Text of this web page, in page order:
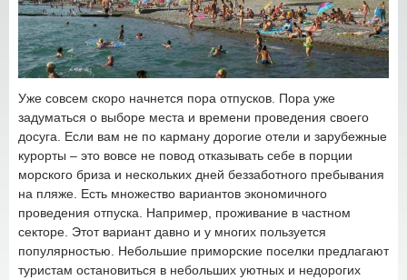
Уже совсем скоро начнется пора отпусков. Пора уже
задуматься о выборе места и времени проведения своего
досуга. Если вам не по карману дорогие отели и зарубежные
курорты – это вовсе не повод отказывать себе в порции
морского бриза и нескольких дней беззаботного пребывания
на пляже. Есть множество вариантов экономичного
проведения отпуска. Например, проживание в частном
секторе. Этот вариант давно и у многих пользуется
популярностью. Небольшие приморские поселки предлагают
туристам остановиться в небольших уютных и недорогих